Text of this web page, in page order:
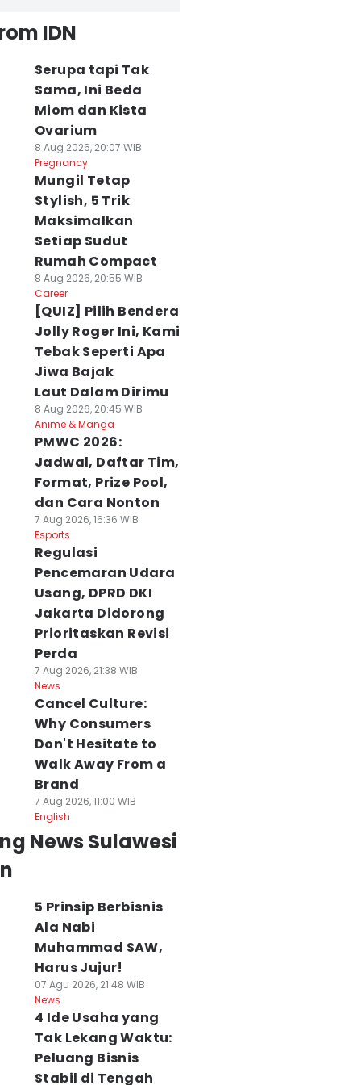
IDN
Serupa tapi Tak
Sama, Ini Beda
Miom dan Kista
Ovarium
8 Aug 2026, 20:07 WIB
Pregnancy
Mungil Tetap
Stylish, 5 Trik
Maksimalkan
Setiap Sudut
Rumah Compact
8 Aug 2026, 20:55 WIB
Career
[QUIZ] Pilih Bendera
Jolly Roger Ini, Kami
Tebak Seperti Apa
Jiwa Bajak
Laut Dalam Dirimu
8 Aug 2026, 20:45 WIB
Anime & Manga
PMWC 2026:
Jadwal, Daftar Tim,
Format, Prize Pool,
dan Cara Nonton
7 Aug 2026, 16:36 WIB
Esports
Regulasi
Pencemaran Udara
Usang, DPRD DKI
Jakarta Didorong
Prioritaskan Revisi
Perda
7 Aug 2026, 21:38 WIB
News
Cancel Culture:
Why Consumers
Don't Hesitate to
Walk Away From a
Brand
7 Aug 2026, 11:00 WIB
English
News Sulawesi
5 Prinsip Berbisnis
Ala Nabi
Muhammad SAW,
Harus Jujur!
07 Agu 2026, 21:48 WIB
News
4 Ide Usaha yang
Tak Lekang Waktu:
Peluang Bisnis
Stabil di Tengah